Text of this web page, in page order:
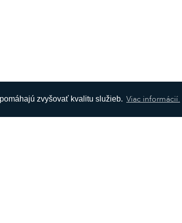
zvyšovať kvalitu služieb. Viac informácií.